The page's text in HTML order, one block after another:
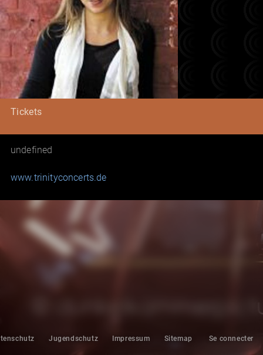
Tickets
undefined
www.trinityconcerts.de
Jugendschutz Impressum Sitemap Se connecter